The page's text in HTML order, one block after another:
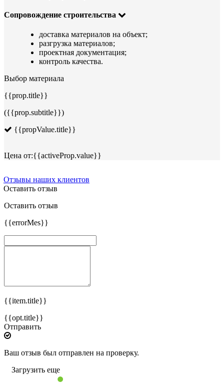
Сопровождение строительства
доставка материалов на объект;
разгрузка материалов;
проектная документация;
контроль качества.
Выбор материала
{{prop.title}}
({{prop.subtitle}})
{{propValue.title}}
Цена от:{{activeProp.value}}
Отзывы наших клиентов
Оставить отзыв
Оставить отзыв
{{errorMes}}
{{item.title}}
{{opt.title}}
Отправить
Ваш отзыв был отправлен на проверку.
Загрузить еще